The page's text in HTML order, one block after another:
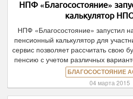
НПФ «Благосостояние»
калькулятор
НПФ «Благосостояние» запустил
пенсионный калькулятор для
сервис позволяет рассчитать свою
пенсию с учетом различных
БЛАГОСОСТОЯНИЕ
04 марта 2015